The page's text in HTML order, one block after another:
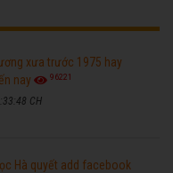
xưa trước 1975 hay
nay
96221
CH
Hà quyết add facebook